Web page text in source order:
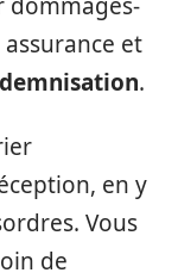
et
.
en y
Vous
de